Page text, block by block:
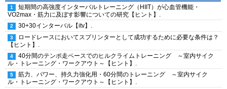
短期間の高強度インターバルトレーニング（HIIT）が心血管機能・
VO2max・筋力に及ぼす影響についての研究【ヒント】.
30+30インターバル【itv】.
ロードレースにおいてスプリンターとして成功するために必要な条件は？
【ヒント】.
40分間のテンポ走ペースでのヒルクライムトレーニング ～室内サイク
ル・トレーニング・ワークアウト～【ヒント】.
筋力、パワー、持久力強化用・60分間のトレーニング ～室内サイク
ル・トレーニング・ワークアウト～【ヒント】.